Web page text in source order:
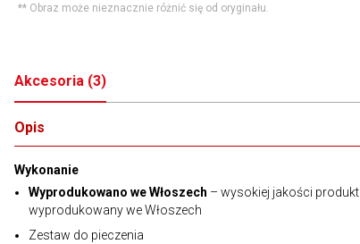
** Obraz może nieznacznie różnić się od oryginału.
Akcesoria (3)
Opis
Wykonanie
Wyprodukowano we Włoszech – wysokiej jakości produkt
wyprodukowany we Włoszech
Zestaw do pieczenia